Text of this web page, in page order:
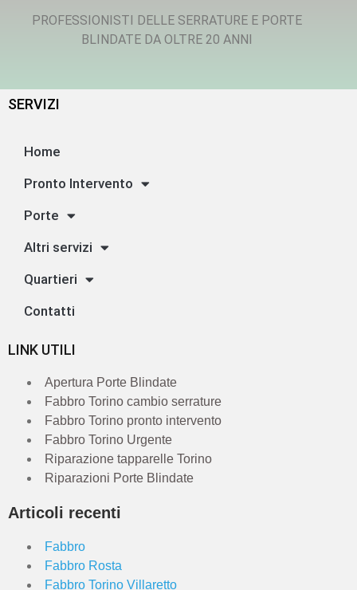
PROFESSIONISTI DELLE SERRATURE E PORTE
BLINDATE DA OLTRE 20 ANNI
SERVIZI
Home
Pronto Intervento
Porte
Altri servizi
Quartieri
Contatti
LINK UTILI
Apertura Porte Blindate
Fabbro Torino cambio serrature
Fabbro Torino pronto intervento
Fabbro Torino Urgente
Riparazione tapparelle Torino
Riparazioni Porte Blindate
Articoli recenti
Fabbro
Fabbro Rosta
Fabbro Torino Villaretto